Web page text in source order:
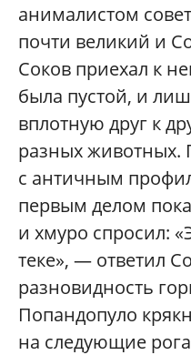
анималистом
почти великий и
Соков приехал к
была пустой, и
вплотную друг к
разных животных.
с античным
первым делом
и хмуро спросил:
теке», — ответил
разновидность
Попандопуло
на следующие